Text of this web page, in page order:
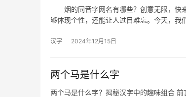
烟的同音字网名有哪些？创意无限，快
够体现个性，还能让人过目难忘。今天，我
汉字 2024年12月15日
两个马是什么字
两个马是什么字？揭秘汉字中的趣味组合